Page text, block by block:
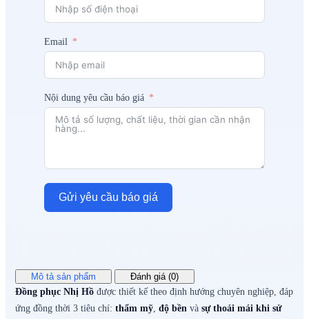
Email
Nội dung yêu cầu báo giá
Gửi yêu cầu báo giá
Mô tả sản phẩm
Đánh giá (0)
Đồng phục Nhị Hồ được thiết kế theo định hướng chuyên nghiệp, đáp
ứng đồng thời 3 tiêu chí: thẩm mỹ, độ bền và sự thoải mái khi sử